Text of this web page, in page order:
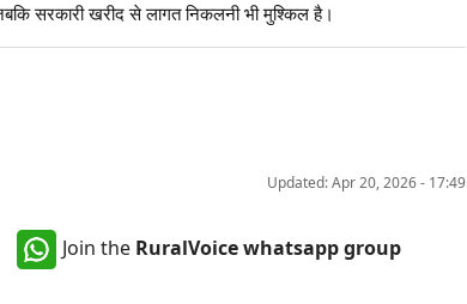
सरकारी खरीद से लागत निकलनी भी मुश्किल है।
Updated: Apr 20, 2026 - 17:49
Join the RuralVoice whatsapp group